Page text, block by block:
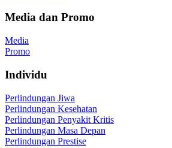
Media dan Promo
Media
Promo
Individu
Perlindungan Jiwa
Perlindungan Kesehatan
Perlindungan Penyakit Kritis
Perlindungan Masa Depan
Perlindungan Prestise